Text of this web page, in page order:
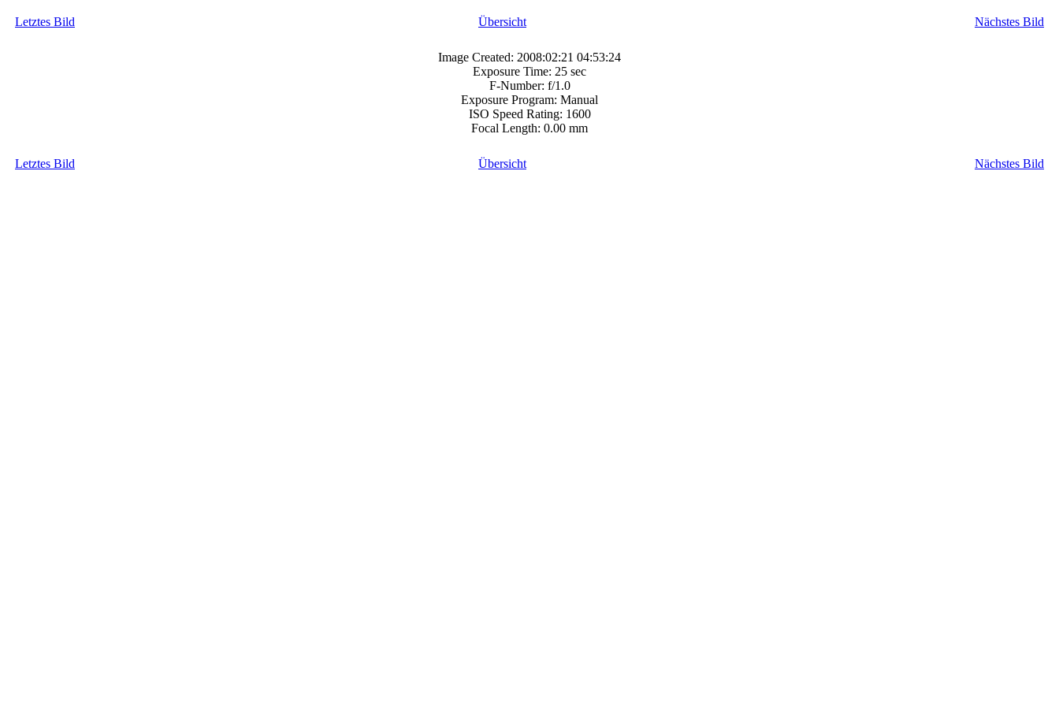
Letztes Bild Übersicht Nächstes Bild
Image Created: 2008:02:21 04:53:24
Exposure Time: 25 sec
F-Number: f/1.0
Exposure Program: Manual
ISO Speed Rating: 1600
Focal Length: 0.00 mm
Letztes Bild Übersicht Nächstes Bild